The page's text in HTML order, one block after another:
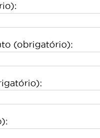
(obrigatório):